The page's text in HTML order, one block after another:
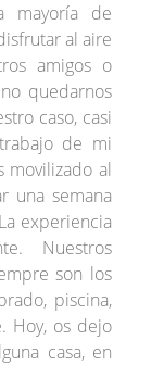
mayoría de
al aire
amigos o
quedarnos
caso, casi
de mi
movilizado al
una semana
experiencia
Nuestros
son los
piscina,
Hoy, os dejo
casa, en